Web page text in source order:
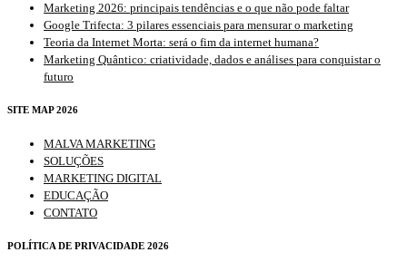
Marketing 2026: principais tendências e o que não pode faltar
Google Trifecta: 3 pilares essenciais para mensurar o marketing
Teoria da Internet Morta: será o fim da internet humana?
Marketing Quântico: criatividade, dados e análises para conquistar o
futuro
SITE MAP 2026
MALVA MARKETING
SOLUÇÕES
MARKETING DIGITAL
EDUCAÇÃO
CONTATO
POLÍTICA DE PRIVACIDADE 2026